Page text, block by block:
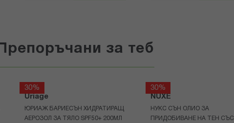
Препоръчани за теб
30%
Uriage
ЮРИАЖ БАРИЕСЪН ХИДРАТИРАЩ
АЕРОЗОЛ ЗА ТЯЛО SPF50+ 200МЛ
30%
NUXE
НУКС СЪН ОЛИО ЗА
ПРИДОБИВАНЕ НА ТЕН СЪС